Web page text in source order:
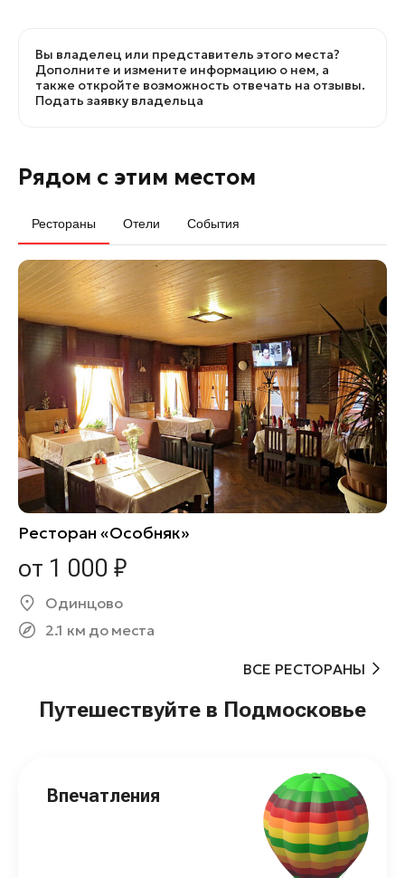
Вы владелец или представитель этого места?
Дополните и измените информацию о нем, а
также откройте возможность отвечать на отзывы.
Подать заявку владельца
Рядом с этим местом
Рестораны Отели События
Ресторан «Особняк»
от 1 000 ₽
Одинцово
2.1 км до места
ВСЕ РЕСТОРАНЫ
Путешествуйте в Подмосковье
Впечатления